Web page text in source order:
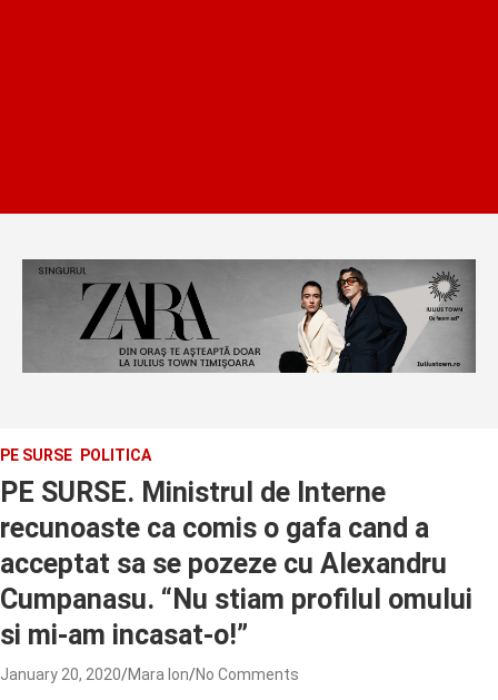
PE SURSE POLITICA
PE SURSE. Ministrul de Interne
recunoaste ca comis o gafa cand a
acceptat sa se pozeze cu Alexandru
Cumpanasu. “Nu stiam profilul omului
si mi-am incasat-o!”
January 20, 2020 Mara Ion No Comments